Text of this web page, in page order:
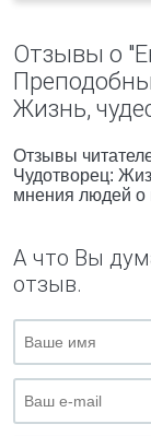
Отзывы о
Жизнь,
Отзывы
Чудотворец:
мнения людей о
А что Вы
отзыв.